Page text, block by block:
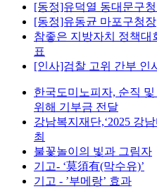
[동정]유덕열 동대문구
[동정]유동균 마포구청장
참좋은 지방자치 정책
표
[인사]검찰 고위 간부 인
한국도미노피자, 순직
위해 기부금 전달
강남복지재단,‘2025 강
최
불꽃놀이의 빛과 그림자
기고- ‘莫須有(막수유)’
기고 - ’부메랑’ 효과